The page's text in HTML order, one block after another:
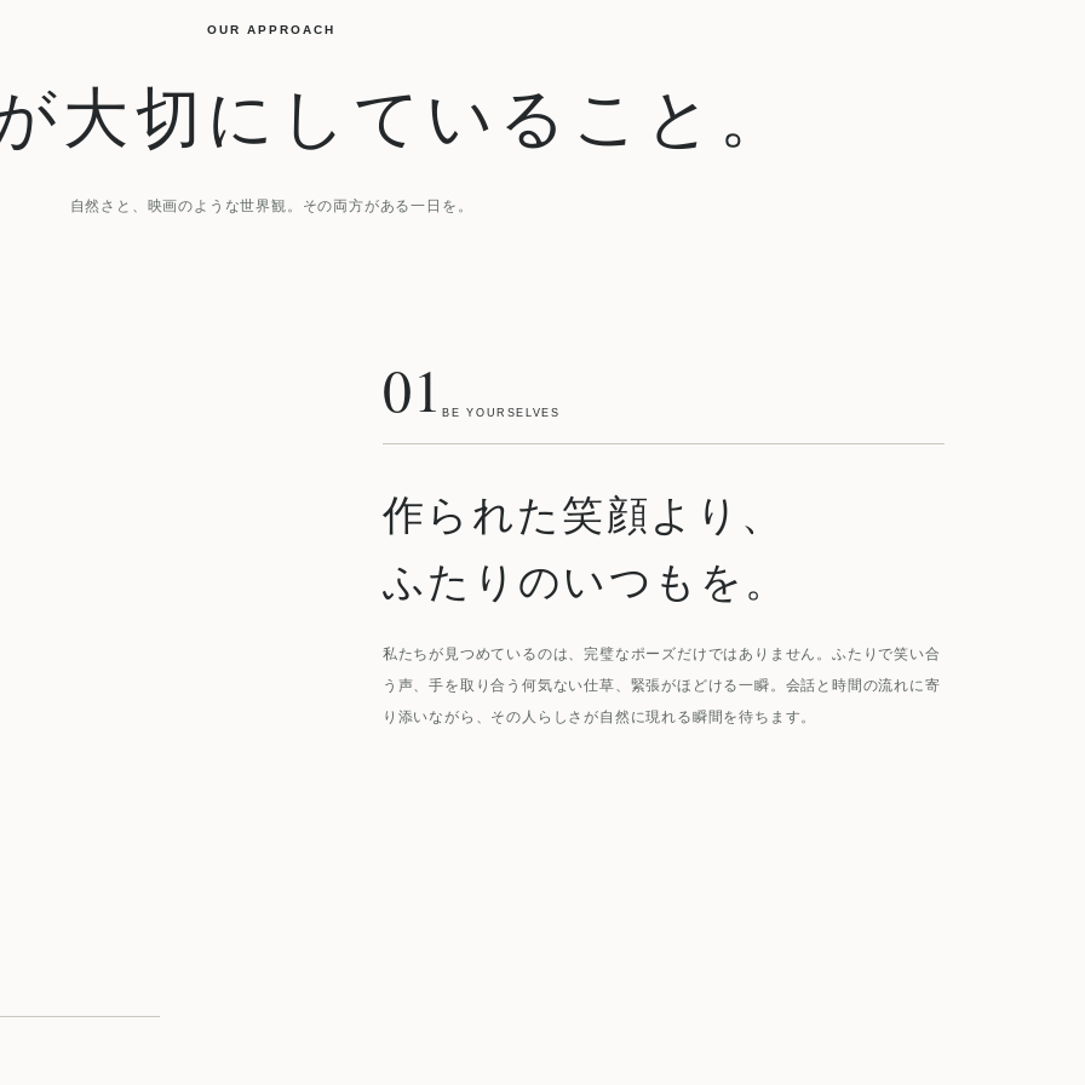
OUR APPROACH
大切にしていること。
自然さと、映画のような世界観。その両方がある一日を。
01BE YOURSELVES
作られた笑顔より、
ふたりのいつもを。
私たちが見つめているのは、完璧なポーズだけではありません。ふたりで笑い合
う声、手を取り合う何気ない仕草、緊張がほどける一瞬。会話と時間の流れに寄
り添いながら、その人らしさが自然に現れる瞬間を待ちます。